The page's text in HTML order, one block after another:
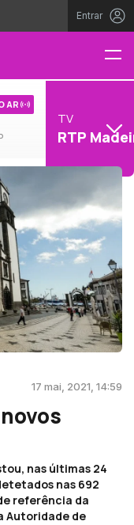
Entrar
AR
TV
RTP
17 mai, 2021, 14:59
nas últimas 24
nas 692
referência da
Autoridade de